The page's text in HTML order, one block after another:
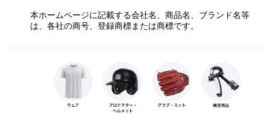
本ホームページに記載する会社名、商品名、ブランド名等
は、各社の商号、登録商標または商標です。